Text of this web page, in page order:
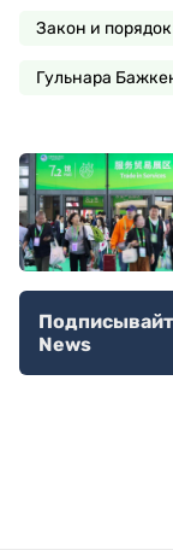
Закон и порядок
Гульнара
News